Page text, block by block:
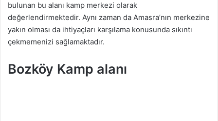
bulunan bu alanı kamp merkezi olarak
değerlendirmektedir. Aynı zaman da Amasra’nın merkezine
yakın olması da ihtiyaçları karşılama konusunda sıkıntı
çekmemenizi sağlamaktadır.
Bozköy Kamp alanı